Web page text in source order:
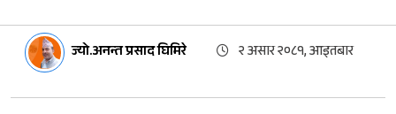
ज्यो.अनन्त प्रसाद घिमिरे २ असार २०८१, आइतबार